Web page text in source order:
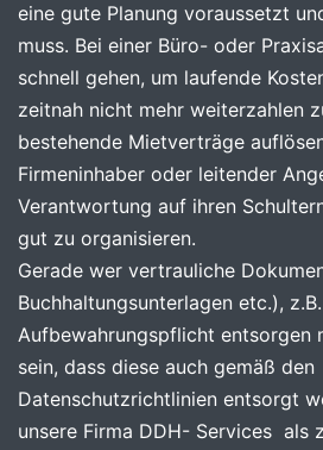
eine gute Planung voraussetzt
muss. Bei einer Büro- oder
schnell gehen, um laufende
zeitnah nicht mehr weiterzahlen
bestehende Mietverträge
Firmeninhaber oder leitender
Verantwortung auf ihren
gut zu organisieren.
Gerade wer vertrauliche
Buchhaltungsunterlagen etc.),
Aufbewahrungspflicht entsorgen
sein, dass diese auch gemäß den
Datenschutzrichtlinien entsorgt
unsere Firma DDH- Services als